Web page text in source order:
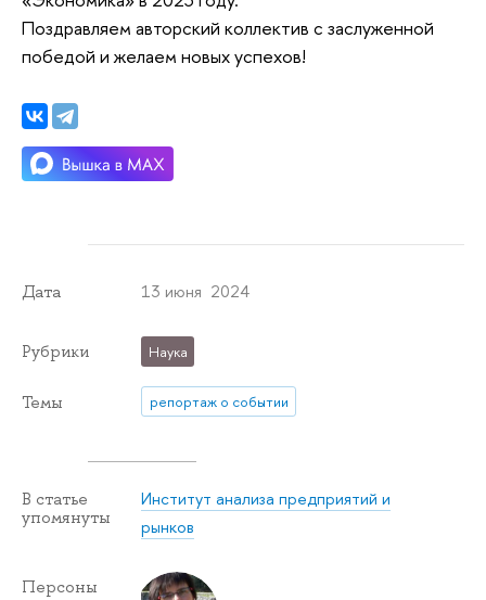
Поздравляем авторский коллектив с заслуженной
победой и желаем новых успехов!
Дата 13 июня 2024
Рубрики Наука
Темы репортаж о событии
В статье
упомянуты
Институт анализа предприятий и
рынков
Персоны